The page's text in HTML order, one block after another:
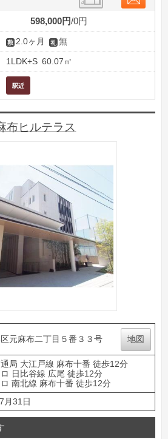
598,000円 0円
2.0ヶ月 無
1LDK+S 60.07㎡
布ヒルテラス
元麻布二丁目５番３３号 地図
局 大江戸線 麻布十番 徒歩12分
日比谷線 広尾 徒歩12分
南北線 麻布十番 徒歩12分
月31日